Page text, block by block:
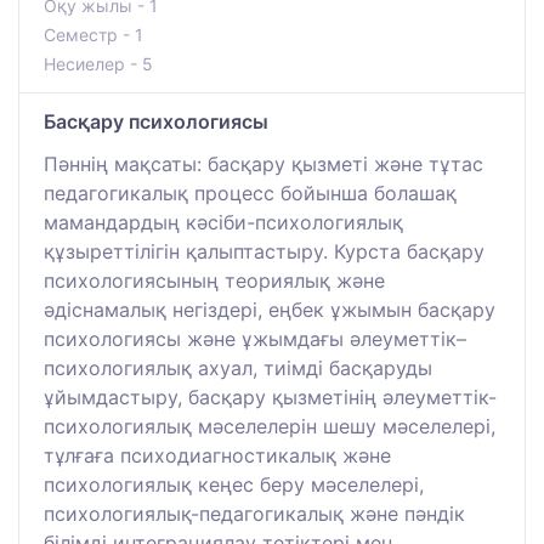
Оқу жылы - 1
Семестр - 1
Несиелер - 5
Басқару психологиясы
Пәннің мақсаты: басқару қызметі және тұтас
педагогикалық процесс бойынша болашақ
мамандардың кәсіби-психологиялық
құзыреттілігін қалыптастыру. Курста басқару
психологиясының теориялық және
әдіснамалық негіздері, еңбек ұжымын басқару
психологиясы және ұжымдағы әлеуметтік–
психологиялық ахуал, тиімді басқаруды
ұйымдастыру, басқару қызметінің әлеуметтік-
психологиялық мәселелерін шешу мәселелері,
тұлғаға психодиагностикалық және
психологиялық кеңес беру мәселелері,
психологиялық-педагогикалық және пәндік